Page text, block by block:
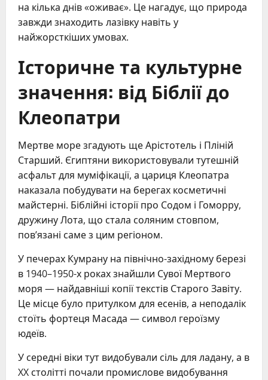
на кілька днів «оживає». Це нагадує, що природа
завжди знаходить лазівку навіть у
найжорсткіших умовах.
Історичне та культурне
значення: від Біблії до
Клеопатри
Мертве море згадують ще Арістотель і Пліній
Старший. Єгиптяни використовували тутешній
асфальт для муміфікації, а цариця Клеопатра
наказала побудувати на берегах косметичні
майстерні. Біблійні історії про Содом і Гоморру,
дружину Лота, що стала соляним стовпом,
пов’язані саме з цим регіоном.
У печерах Кумрану на північно-західному березі
в 1940–1950-х роках знайшли Сувої Мертвого
моря — найдавніші копії текстів Старого Завіту.
Це місце було притулком для есенів, а неподалік
стоїть фортеця Масада — символ героїзму
юдеїв.
У середні віки тут видобували сіль для ладану, а в
XX столітті почали промислове видобування